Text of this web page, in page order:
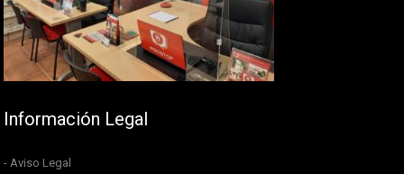
Información Legal
- Aviso Legal